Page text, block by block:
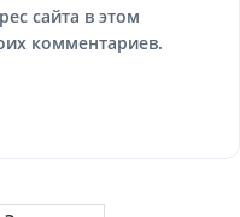
сайта в этом
комментариев.